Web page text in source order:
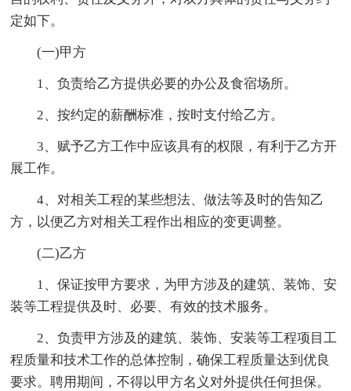
定如下。
(一)甲方
1、负责给乙方提供必要的办公及食宿场所。
2、按约定的薪酬标准，按时支付给乙方。
3、赋予乙方工作中应该具有的权限，有利于乙方开
展工作。
4、对相关工程的某些想法、做法等及时的告知乙
方，以便乙方对相关工程作出相应的变更调整。
(二)乙方
1、保证按甲方要求，为甲方涉及的建筑、装饰、安
装等工程提供及时、必要、有效的技术服务。
2、负责甲方涉及的建筑、装饰、安装等工程项目工
程质量和技术工作的总体控制，确保工程质量达到优良
要求。聘用期间，不得以甲方名义对外提供任何担保。